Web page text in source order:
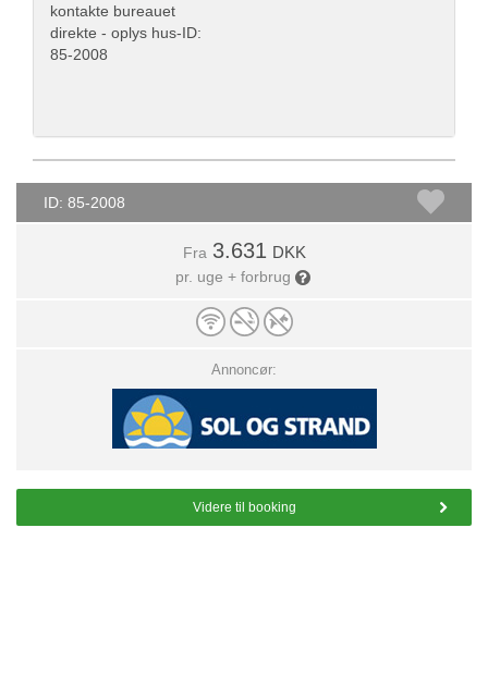
kontakte bureauet
direkte - oplys hus-ID:
85-2008
ID: 85-2008
Fra 3.631 DKK
pr. uge + forbrug
Annoncør:
Videre til booking